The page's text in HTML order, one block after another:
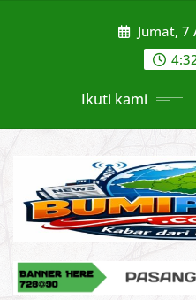
Jumat, 7
Ikuti kami